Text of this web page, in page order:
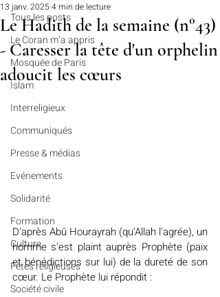
Tous les posts
Le Coran m’a appris
Mosquée de Paris
Islam
Interreligieux
Communiqués
Presse & médias
Evénements
Solidarité
Formation
Culture
Fêtes religieuses
Société civile
Le Hadith de la semaine (n°43)
- Caresser la tête d'un orphelin
adoucit les cœurs
13 janv. 20254 min de lecture
D'après Abû Hourayrah (qu'Allah l'agrée), un
homme s’est plaint auprès Prophète (paix
et bénédictions sur lui) de la dureté de son
cœur. Le Prophète lui répondit :